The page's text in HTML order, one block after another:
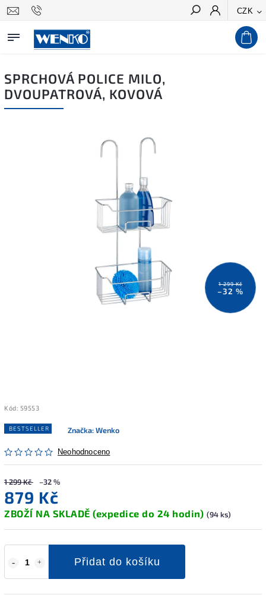
CZK
Hledat
SPRCHOVÁ POLICE MILO,
DVOUPATROVÁ, KOVOVÁ
1 299 Kč
–32 %
Kód: 59553
BESTSELLER
Neohodnoceno
Značka:Wenko
1 299 Kč –32 %
879 Kč
ZBOŽÍ NA SKLADĚ (expedice do 24 hodin) (94 ks)
Přidat do košíku